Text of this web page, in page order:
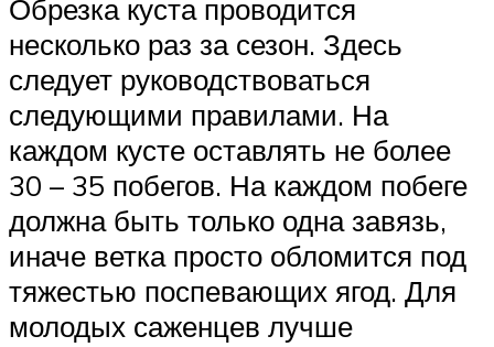
Обрезка куста проводится
несколько раз за сезон. Здесь
следует руководствоваться
следующими правилами. На
каждом кусте оставлять не более
30 – 35 побегов. На каждом побеге
должна быть только одна завязь,
иначе ветка просто обломится под
тяжестью поспевающих ягод. Для
молодых саженцев лучше